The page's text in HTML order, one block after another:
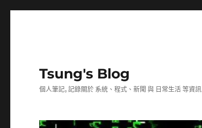
Tsung's Blog
個人筆記, 記錄關於 系統、程式、新聞 與 日常生活 等資訊